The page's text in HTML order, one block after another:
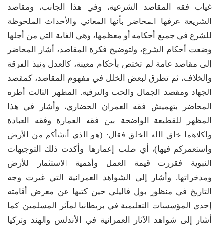
غياب فقه المقاصد الشرعية، وفي هذا الجانب، ومقاصد
الشريعة عرفها المحاضر بأنها المعاني والأحداث الملحوظة
للشرع في جميع أحكامه أو معظمها، وهي الغاية التي من أجلها
وضعت أحكام الشرع، ولتوضيح فكرة المقاصد، أشار المحاضر
إلى مقاصد عامة لم تختص بأحكام معينة، كالعدل ونبذ الفرقة
والخلاف، ثم تطرق لبعض الخلل في مفهوم المقاصد، كمقصد
الجهاد ومقصد الجمال والحب والترفيه. المظهر الثالث أطره
المحاضر بتهميش فقه العمران الحضاري، وأشار في هذا
المظهر للقطيعة الواضحة بين فقه العمارة وفقه العبادة
ولكلاهما خلق الله الخلق فقال: (هو الذي أنشأكم من الأرض
واستعمركم فيها)، أي طلب إعمارها. وأكدت ذلك التوجيهات
النبوية فقررت قيمة العمل وأهمية الاستثمار للأرض
ومدخراتها. وأشار إلى الشواهد العمرانية التي غيرت وجه
التاريخ في منظور بول فاليلي حين كتبها عن معرض أقامته
إحدى المؤسسات التعليمية في بريطانيا لمآثر المسلمين. كما
أشار إلى شواهد الآثار العمرانية في الأندلس والهند وتركيا